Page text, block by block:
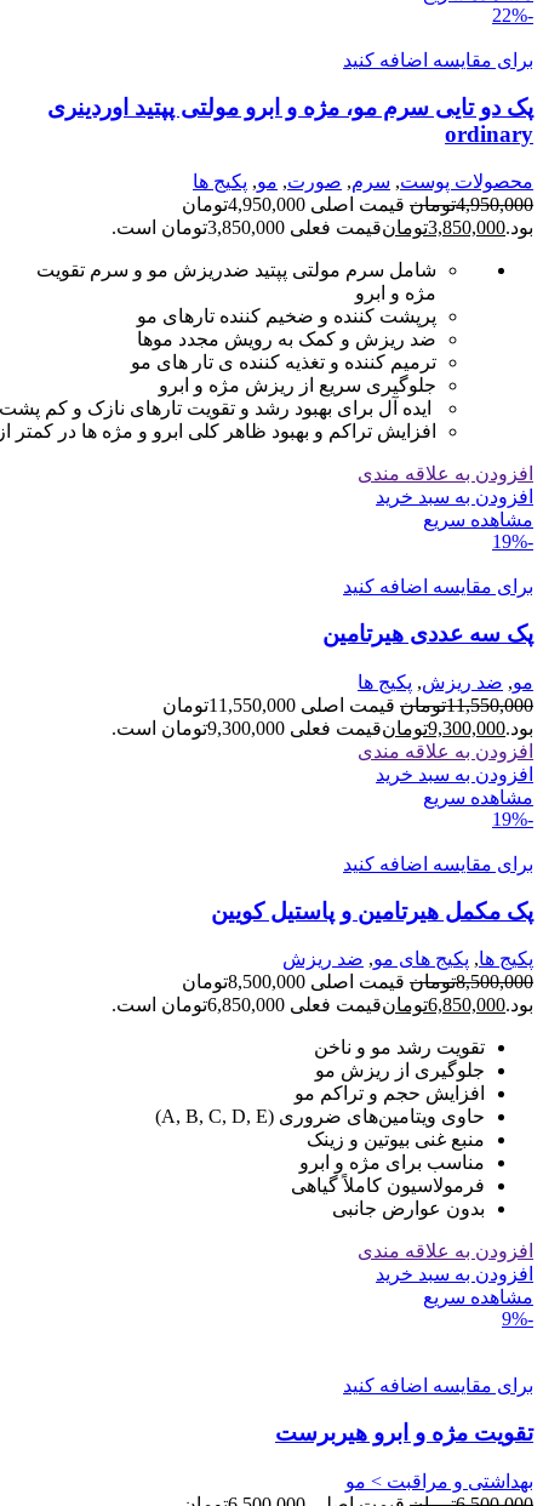
-22%
برای مقایسه اضافه کنید
پک دو تایی سرم مو، مژه و ابرو مولتی پپتید اوردینری
ordinary
محصولات پوست, سرم, صورت, مو, پکیج ها
4,950,000تومان
قیمت اصلی 4,950,000تومان
بود.3,850,000تومانقیمت فعلی 3,850,000تومان است.
شامل سرم مولتی پپتید ضدریزش مو و سرم تقویت
مژه و ابرو
پرپشت کننده و ضخیم کننده تارهای مو
ضد ریزش و کمک به رویش مجدد موها
ترمیم کننده و تغذیه کننده ی تار های مو
جلوگیری سریع از ریزش مژه و ابرو
ایده آل برای بهبود رشد و تقویت تارهای نازک و کم پشت
افزایش تراکم و بهبود ظاهر کلی ابرو و مژه ها در کمتر
افزودن به علاقه مندی
افزودن به سبد خرید
مشاهده سریع
-19%
برای مقایسه اضافه کنید
پک سه عددی هیرتامین
مو, ضد ریزش, پکیج ها
11,550,000تومان
قیمت اصلی 11,550,000تومان
بود.9,300,000تومانقیمت فعلی 9,300,000تومان است.
افزودن به علاقه مندی
افزودن به سبد خرید
مشاهده سریع
-19%
برای مقایسه اضافه کنید
پک مکمل هیرتامین و پاستیل کویین
پکیج ها, پکیج های مو, ضد ریزش
8,500,000تومان
قیمت اصلی 8,500,000تومان
بود.6,850,000تومانقیمت فعلی 6,850,000تومان است.
تقویت رشد مو و ناخن
جلوگیری از ریزش مو
افزایش حجم و تراکم مو
حاوی ویتامین‌های ضروری (A, B, C, D, E)
منبع غنی بیوتین و زینک
مناسب برای مژه و ابرو
فرمولاسیون کاملاً گیاهی
بدون عوارض جانبی
افزودن به علاقه مندی
افزودن به سبد خرید
مشاهده سریع
-9%
برای مقایسه اضافه کنید
تقویت مژه و ابرو هیربرست
بهداشتی و مراقبت > مو